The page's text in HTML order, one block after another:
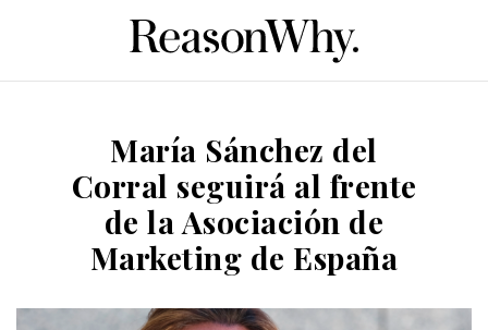
María Sánchez del
Corral seguirá al frente
de la Asociación de
Marketing de España